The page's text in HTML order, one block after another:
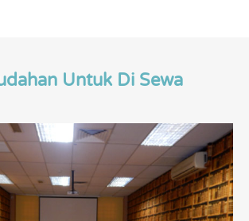
Untuk Di Sewa